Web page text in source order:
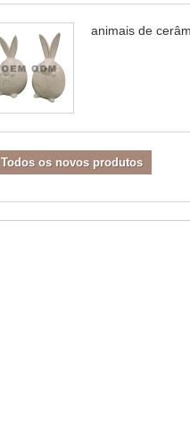
animais de
Todos os novos produtos